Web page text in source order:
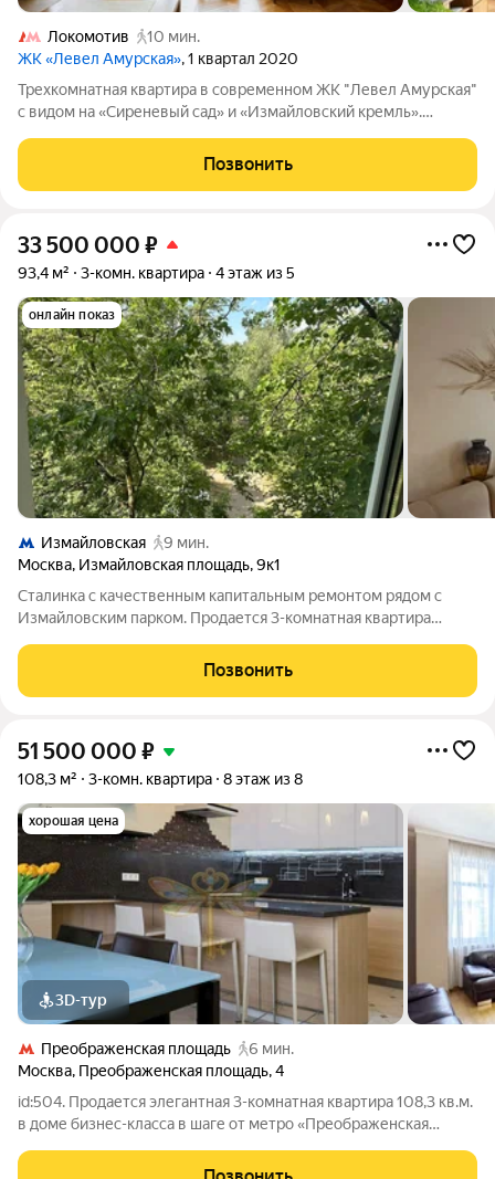
Локомотив
10 мин.
ЖК «Левел Амурская», 1 квартал 2020
Трехкомнатная квартира в современном ЖК "Левел Амурская"
с видом на «Сиреневый сад» и «Измайловский кремль».
изолированные комнаты, удачная планировка. В квартире
выполнен ремонт по
Позвонить
33 500 000 ₽
93,4 м² 3-комн. квартира 4 этаж из 5
онлайн показ
Измайловская
9 мин.
Москва, Измайловская площадь,9к1
Сталинка с качественным капитальным ремонтом рядом с
Измайловским парком. Продается 3-комнатная квартира
кирпичного дома по адресу: Москва, Измайловская площадь, д.
9, корп. 1. Квартира создавалась
Позвонить
51 500 000 ₽
108,3 м² 3-комн. квартира 8 этаж из 8
хорошая цена
3D-тур
Преображенская площадь
6 мин.
Москва, Преображенская площадь,4
id:504. Продается элегантная 3-комнатная квартира 108,3 кв.м.
в доме бизнес-класса в шаге от метро «Преображенская
идеальный выбор для тех, кто ценит комфорт, безопасность и